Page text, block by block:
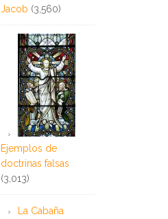
Jacob (3,560)
Ejemplos de
doctrinas falsas
(3,013)
La Cabaña